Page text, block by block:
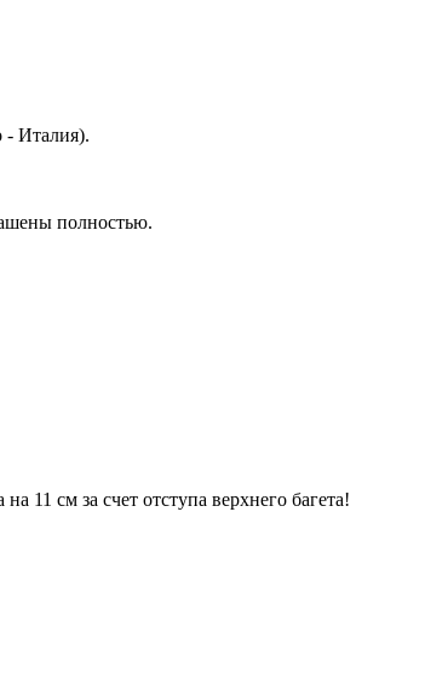
- Италия).
полностью.
11 см за счет отступа верхнего багета!